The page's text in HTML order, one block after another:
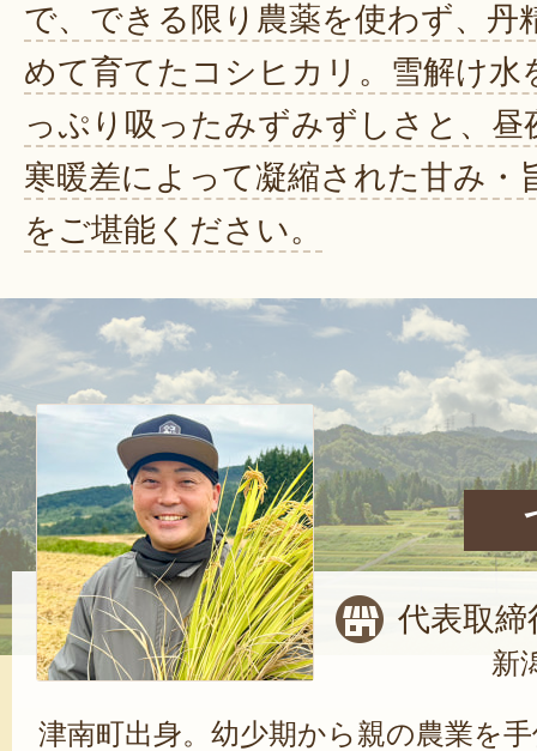
で、できる限り農薬を使わず、丹
めて育てたコシヒカリ。雪解け水
っぷり吸ったみずみずしさと、昼
寒暖差によって凝縮された甘み・
をご堪能ください。
代表取締
新
津南町出身。幼少期から親の農業を